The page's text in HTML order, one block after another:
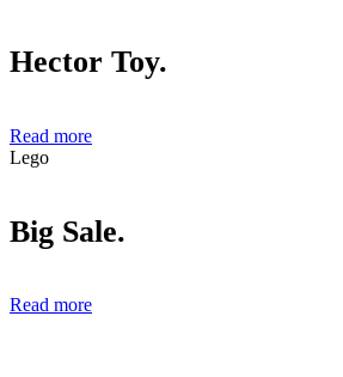
Hector Toy.
Read more
Lego
Big Sale.
Read more